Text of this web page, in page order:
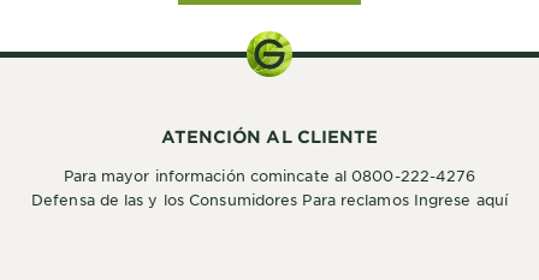
ATENCIÓN AL CLIENTE
Para mayor información comincate al 0800-222-4276
Defensa de las y los Consumidores Para reclamos Ingrese aquí